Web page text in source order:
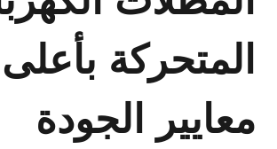
المتحركة بأعلى
معايير الجودة